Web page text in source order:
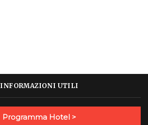
INFORMAZIONI UTILI
Programma Hotel >